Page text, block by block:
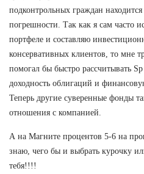
подконтрольных граждан находится
погрешности. Так как я сам часто
портфеле и составляю
консервативных клиентов, то мне
помогал бы быстро рассчитывать
доходность облигаций и
Теперь другие суверенные фонды
отношения с компанией.
А на Магните процентов 5-6 на
знаю, чего бы и выбрать курочку
тебя!!!!